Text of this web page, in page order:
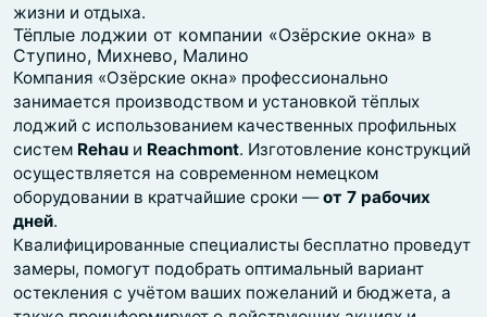
жизни и отдыха.
Тёплые лоджии от компании «Озёрские окна» в
Ступино, Михнево, Малино
Компания «Озёрские окна» профессионально
занимается производством и установкой тёплых
лоджий с использованием качественных профильных
систем Rehau и Reachmont. Изготовление конструкций
осуществляется на современном немецком
оборудовании в кратчайшие сроки —от 7 рабочих
дней.
Квалифицированные специалисты бесплатно проведут
замеры, помогут подобрать оптимальный вариант
остекления с учётом ваших пожеланий и бюджета, а